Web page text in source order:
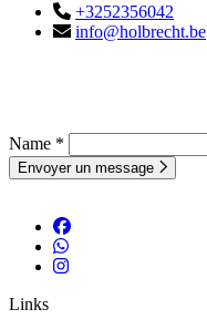
+3252356042
info@holbrecht.be
Name *
Envoyer un message
Links